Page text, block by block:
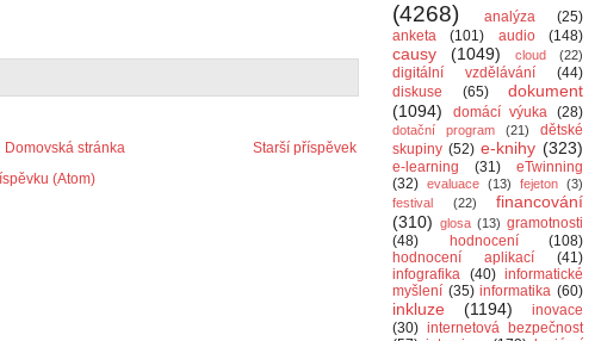
Starší příspěvek
Domovská stránka
(Atom)
(4268)
analýza
(25)
anketa
(101) audio (148)
causy (1049) cloud (22)
digitální vzdělávání
(44)
diskuse
(65)
dokument
(1094)
domácí výuka (28)
dotační program (21)
dětské
skupiny (52) e-knihy (323)
e-learning (31)
eTwinning
(32) evaluace (13) fejeton (3)
festival
(22)
financování
(310) glosa (13) gramotnosti
(48)
hodnocení
(108)
hodnocení aplikací
(41)
infografika (40) informatické
myšlení (35) informatika (60)
inkluze (1194)
inovace
(30) internetová bezpečnost